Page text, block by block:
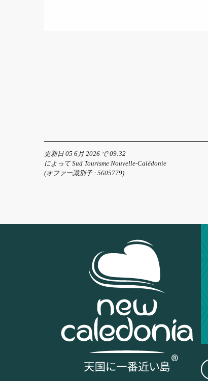
更新日 05 6月 2026 で 09:32
によって Sud Tourisme Nouvelle-Calédonie
(オファー識別子 : 5605779)